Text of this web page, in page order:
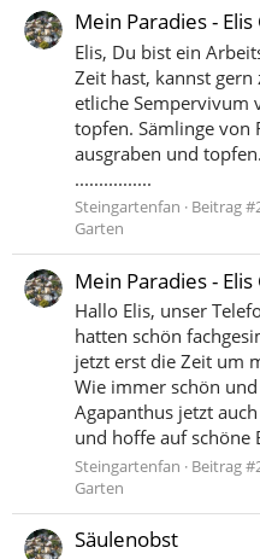
Mein Paradies -
Elis, Du bist ein
Zeit hast, kannst
etliche Sempervivum
topfen. Sämlinge von
ausgraben und
................
Steingartenfan Beitrag
Garten
Mein Paradies -
Hallo Elis, unser
hatten schön
jetzt erst die Zeit um
Wie immer schön
Agapanthus jetzt
und hoffe auf schöne
Steingartenfan Beitrag
Garten
Säulenobst